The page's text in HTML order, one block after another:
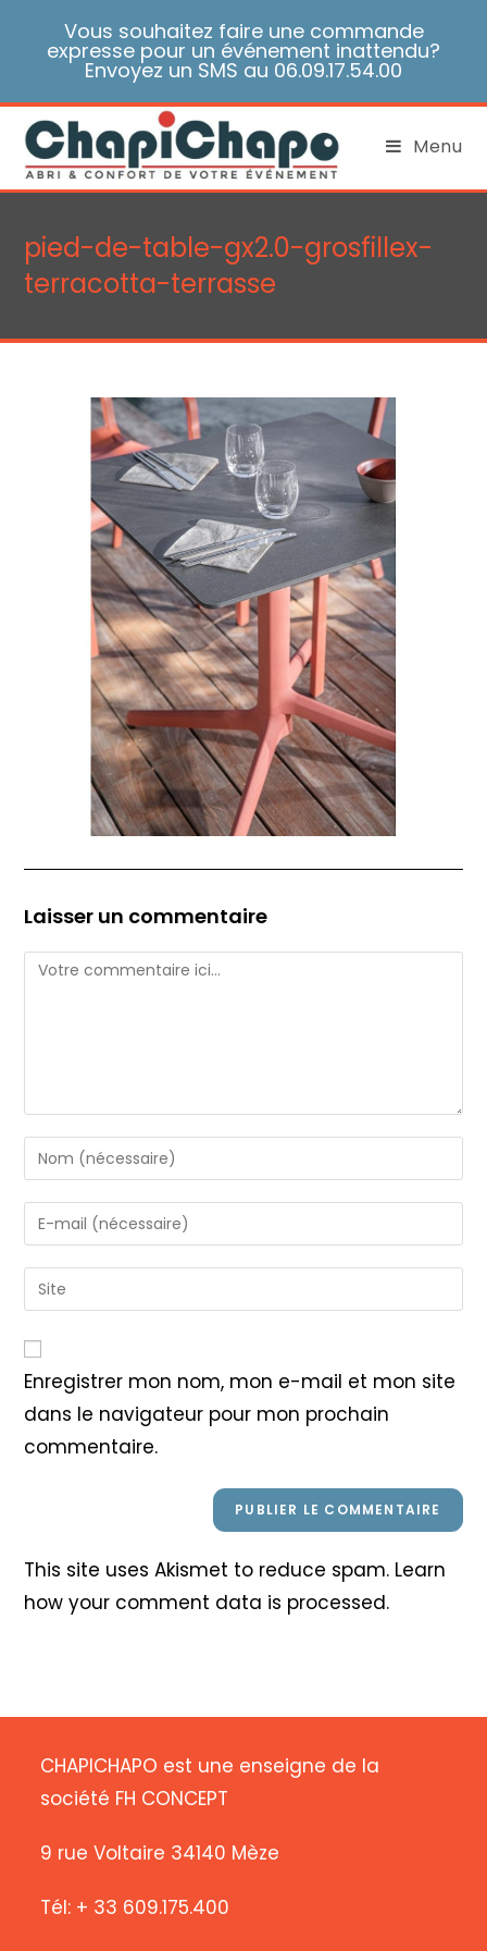
Vous souhaitez faire une commande
expresse pour un événement inattendu?
Envoyez un SMS au 06.09.17.54.00
Menu
pied-de-table-gx2.0-grosfillex-
terracotta-terrasse
Laisser un commentaire
Comment
Enter
your
name
or
to
comment
Enter
your
email
address
Saisir
l’URL
votre
site
(facultatif)
Enregistrer mon nom, mon e-mail et mon site
dans le navigateur pour mon prochain
commentaire.
This site uses Akismet to reduce spam. Learn
how your comment data is processed.
CHAPICHAPO est une enseigne de la
société FH CONCEPT
9 rue Voltaire 34140 Mèze
Tél: + 33 609.175.400